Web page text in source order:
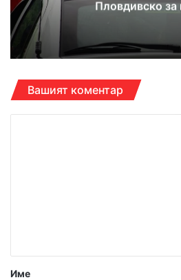
Пловдивско за
Вашият коментар
р
Име